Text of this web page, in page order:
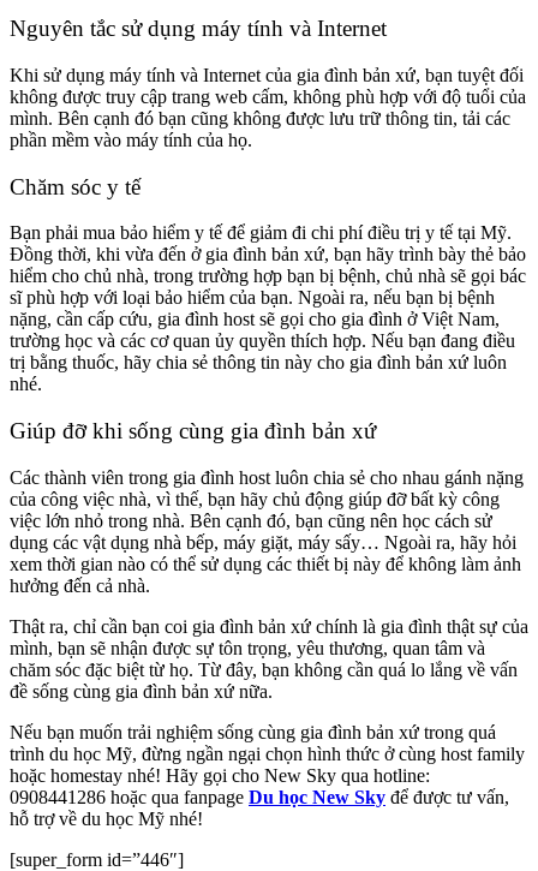
Nguyên tắc sử dụng máy tính và Internet
Khi sử dụng máy tính và Internet của gia đình bản xứ, bạn tuyệt đối
không được truy cập trang web cấm, không phù hợp với độ tuổi của
mình. Bên cạnh đó bạn cũng không được lưu trữ thông tin, tải các
phần mềm vào máy tính của họ.
Chăm sóc y tế
Bạn phải mua bảo hiểm y tế để giảm đi chi phí điều trị y tế tại Mỹ.
Đồng thời, khi vừa đến ở gia đình bản xứ, bạn hãy trình bày thẻ bảo
hiểm cho chủ nhà, trong trường hợp bạn bị bệnh, chủ nhà sẽ gọi bác
sĩ phù hợp với loại bảo hiểm của bạn. Ngoài ra, nếu bạn bị bệnh
nặng, cần cấp cứu, gia đình host sẽ gọi cho gia đình ở Việt Nam,
trường học và các cơ quan ủy quyền thích hợp. Nếu bạn đang điều
trị bằng thuốc, hãy chia sẻ thông tin này cho gia đình bản xứ luôn
nhé.
Giúp đỡ khi sống cùng gia đình bản xứ
Các thành viên trong gia đình host luôn chia sẻ cho nhau gánh nặng
của công việc nhà, vì thế, bạn hãy chủ động giúp đỡ bất kỳ công
việc lớn nhỏ trong nhà. Bên cạnh đó, bạn cũng nên học cách sử
dụng các vật dụng nhà bếp, máy giặt, máy sấy… Ngoài ra, hãy hỏi
xem thời gian nào có thể sử dụng các thiết bị này để không làm ảnh
hưởng đến cả nhà.
Thật ra, chỉ cần bạn coi gia đình bản xứ chính là gia đình thật sự của
mình, bạn sẽ nhận được sự tôn trọng, yêu thương, quan tâm và
chăm sóc đặc biệt từ họ. Từ đây, bạn không cần quá lo lắng về vấn
đề sống cùng gia đình bản xứ nữa.
Nếu bạn muốn trải nghiệm sống cùng gia đình bản xứ trong quá
trình du học Mỹ, đừng ngần ngại chọn hình thức ở cùng host family
hoặc homestay nhé! Hãy gọi cho New Sky qua hotline:
0908441286 hoặc qua fanpage Du học New Sky để được tư vấn,
hỗ trợ về du học Mỹ nhé!
[super_form id=”446″]